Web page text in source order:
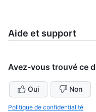
Aide et support
Avez-vous trouvé ce
Oui Non
Politique de confidentialité